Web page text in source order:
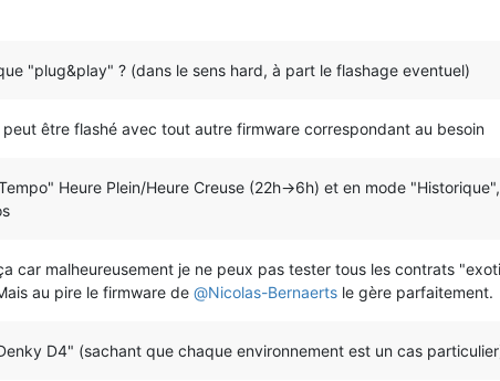
"plug&play" ? (dans le sens hard, à part le flashage eventuel)
être flashé avec tout autre firmware correspondant au besoin
Heure Plein/Heure Creuse (22h->6h) et en mode
car malheureusement je ne peux pas tester tous les contrats
au pire le firmware de @Nicolas-Bernaerts le gère parfaitement.
D4" (sachant que chaque environnement est un cas